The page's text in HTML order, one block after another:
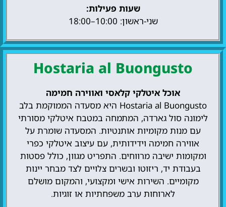
שעות פעילות:
שני-ראשון: 10:00–18:00
Hostaria al Buongusto
אוכל איטלקי קלאסי ואווירה חמימה
Hostaria al Buongusto היא מסעדה הממוקמת בלב
לימונה סול גארדה, המתמחה במטבח איטלקי מסורתי
עם מנות מקומיות אותנטיות. המסעדה שומרת על
אווירה חמימה וידידותית, עם עיצוב איטלקי כפרי
ומקומות ישיבה מרווחים. התפריט מגוון, כולל פסטות
בעבודת יד, ריזוטו ובשרים צלויים לצד מבחר יינות
מקומיים. השירות אישי ומקצועי, והמקום מושלם
לארוחות ערב משפחתיות או זוגיות.